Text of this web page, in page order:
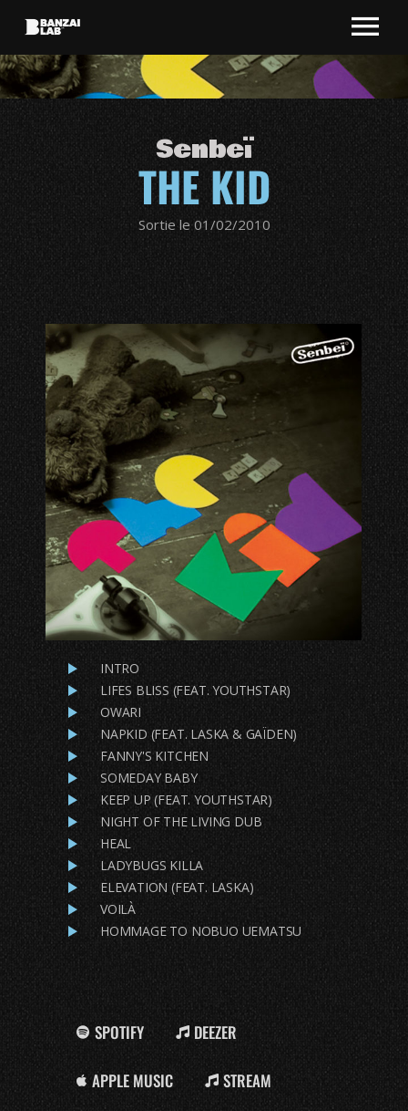
Senbeï
THE KID
Sortie le 01/02/2010
INTRO
LIFES BLISS (FEAT. YOUTHSTAR)
OWARI
NAPKID (FEAT. LASKA & GAÏDEN)
FANNY'S KITCHEN
SOMEDAY BABY
KEEP UP (FEAT. YOUTHSTAR)
NIGHT OF THE LIVING DUB
HEAL
LADYBUGS KILLA
ELEVATION (FEAT. LASKA)
VOILÀ
HOMMAGE TO NOBUO UEMATSU
SPOTIFY DEEZER
APPLE MUSIC STREAM